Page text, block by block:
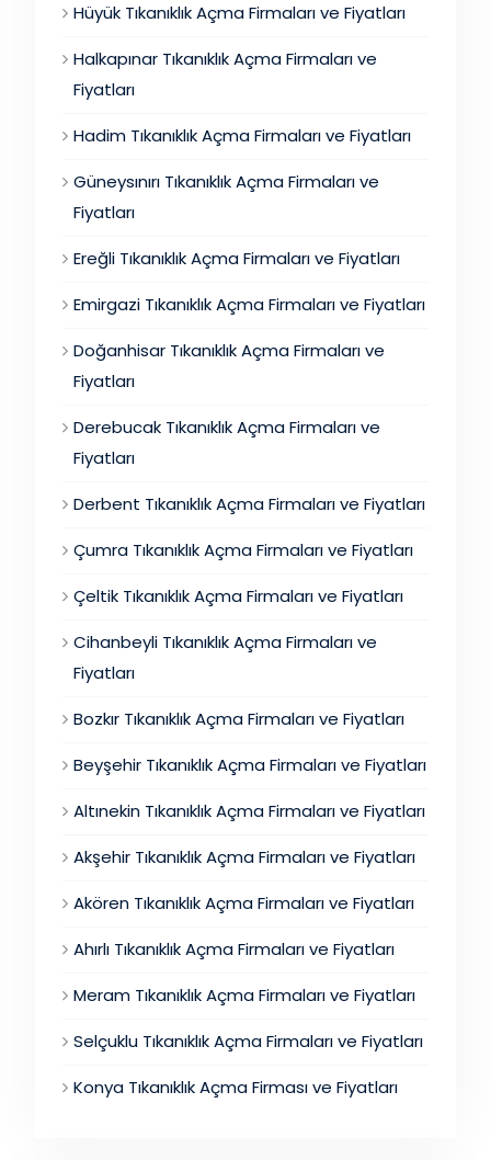
Hüyük Tıkanıklık Açma Firmaları ve Fiyatları
Halkapınar Tıkanıklık Açma Firmaları ve
Fiyatları
Hadim Tıkanıklık Açma Firmaları ve Fiyatları
Güneysınırı Tıkanıklık Açma Firmaları ve
Fiyatları
Ereğli Tıkanıklık Açma Firmaları ve Fiyatları
Emirgazi Tıkanıklık Açma Firmaları ve Fiyatları
Doğanhisar Tıkanıklık Açma Firmaları ve
Fiyatları
Derebucak Tıkanıklık Açma Firmaları ve
Fiyatları
Derbent Tıkanıklık Açma Firmaları ve Fiyatları
Çumra Tıkanıklık Açma Firmaları ve Fiyatları
Çeltik Tıkanıklık Açma Firmaları ve Fiyatları
Cihanbeyli Tıkanıklık Açma Firmaları ve
Fiyatları
Bozkır Tıkanıklık Açma Firmaları ve Fiyatları
Beyşehir Tıkanıklık Açma Firmaları ve Fiyatları
Altınekin Tıkanıklık Açma Firmaları ve Fiyatları
Akşehir Tıkanıklık Açma Firmaları ve Fiyatları
Akören Tıkanıklık Açma Firmaları ve Fiyatları
Ahırlı Tıkanıklık Açma Firmaları ve Fiyatları
Meram Tıkanıklık Açma Firmaları ve Fiyatları
Selçuklu Tıkanıklık Açma Firmaları ve Fiyatları
Konya Tıkanıklık Açma Firması ve Fiyatları